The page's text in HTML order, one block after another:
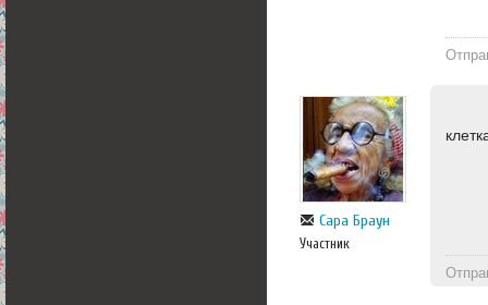
Сара Браун
Участник